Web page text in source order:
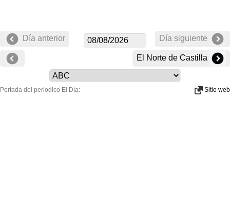
Día anterior Día siguiente
El Norte de Castilla
Portada del periodico El Día: Sitio web